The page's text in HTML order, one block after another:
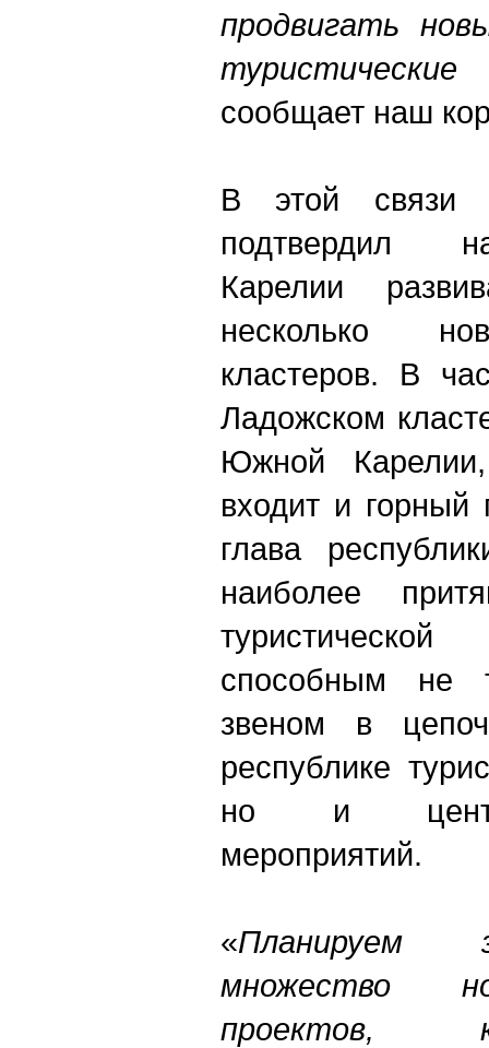
продвигать
сообщает наш
В этой связи
подтвердил
Карелии
несколько
кластеров. В
Ладожском
Южной
входит и горный
глава
наиболее
способным не
звеном в
республике
но и
мероприятий.
«Планируем
множество
проектов,